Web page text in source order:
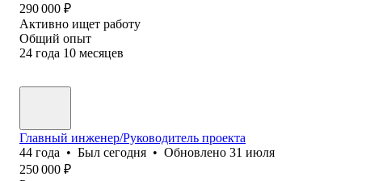
290 000 ₽
Активно ищет работу
Общий опыт
24 года 10 месяцев
Главный инженер/Руководитель проекта
44 года • Был сегодня • Обновлено 31 июля
250 000 ₽